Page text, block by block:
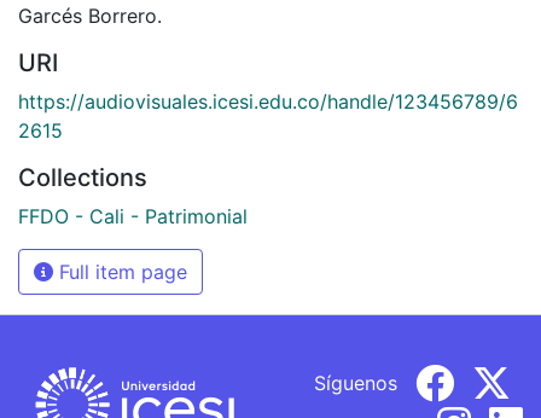
Garcés Borrero.
URI
https://audiovisuales.icesi.edu.co/handle/123456789/6
2615
Collections
FFDO - Cali - Patrimonial
Full item page
Síguenos